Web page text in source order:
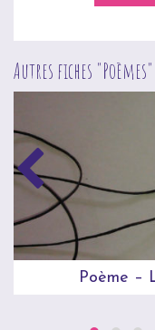
Autres fiches "Poèmes"
Poème –